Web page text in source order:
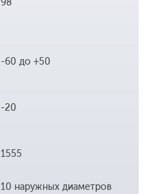
98
-60 до +50
-20
1555
10 наружных диаметров